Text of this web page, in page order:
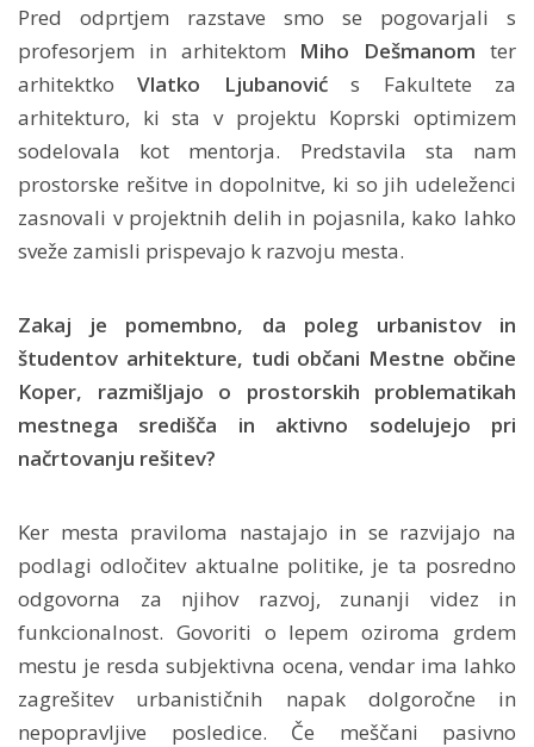
Pred odprtjem razstave smo se pogovarjali s
profesorjem in arhitektom Miho Dešmanom ter
arhitektkoVlatko Ljubanovićs Fakultete za
arhitekturo, ki sta v projektu Koprski optimizem
sodelovala kot mentorja. Predstavila sta nam
prostorske rešitve in dopolnitve, ki so jih udeleženci
zasnovali v projektnih delih in pojasnila, kako lahko
sveže zamisli prispevajo k razvoju mesta.
Zakaj je pomembno, da poleg urbanistov in
študentov arhitekture, tudi občani Mestne občine
Koper, razmišljajo o prostorskih problematikah
mestnega središča in aktivno sodelujejo pri
načrtovanju rešitev?
Ker mesta praviloma nastajajo in se razvijajo na
podlagi odločitev aktualne politike, je ta posredno
odgovorna za njihov razvoj, zunanji videz in
funkcionalnost. Govoriti o lepem oziroma grdem
mestu je resda subjektivna ocena, vendar ima lahko
zagrešitev urbanističnih napak dolgoročne in
nepopravljive posledice. Če meščani pasivno